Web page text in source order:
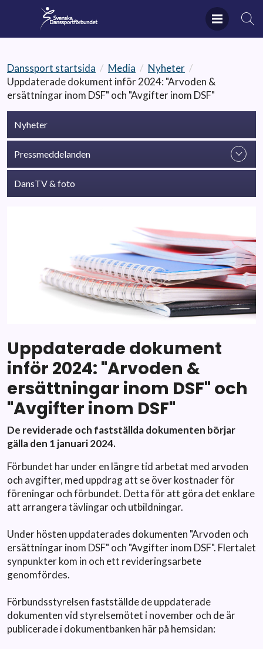
Danssport startsida / Media / Nyheter /
Uppdaterade dokument inför 2024: "Arvoden &
ersättningar inom DSF" och "Avgifter inom DSF"
Nyheter
Pressmeddelanden
DansTV & foto
Uppdaterade dokument
inför 2024: "Arvoden &
ersättningar inom DSF" och
"Avgifter inom DSF"
De reviderade och fastställda dokumenten börjar
gälla den 1 januari 2024.
Förbundet har under en längre tid arbetat med arvoden
och avgifter, med uppdrag att se över kostnader för
föreningar och förbundet. Detta för att göra det enklare
att arrangera tävlingar och utbildningar.
Under hösten uppdaterades dokumenten "Arvoden och
ersättningar inom DSF" och "Avgifter inom DSF". Flertalet
synpunkter kom in och ett revideringsarbete
genomfördes.
Förbundsstyrelsen fastställde de uppdaterade
dokumenten vid styrelsemötet i november och de är
publicerade i dokumentbanken här på hemsidan: